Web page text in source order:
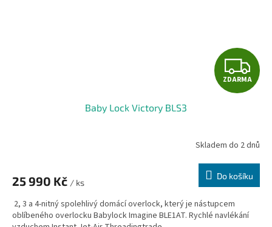
Z
D
R
M
A
ZDARMA
Baby Lock Victory BLS3
Skladem do 2 dnů
25 990 Kč / ks
Do košíku
2, 3 a 4-nitný spolehlivý domácí overlock, který je nástupcem
oblíbeného overlocku Babylock Imagine BLE1AT. Rychlé navlékání